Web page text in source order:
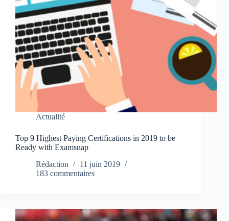
Actualité
Top 9 Highest Paying Certifications in 2019 to be
Ready with Examsnap
Rédaction
11 juin 2019
183 commentaires